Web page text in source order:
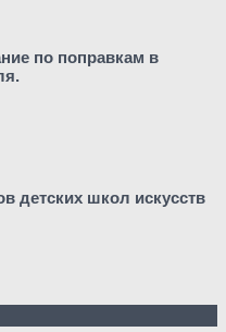
по поправкам в
детских школ искусств